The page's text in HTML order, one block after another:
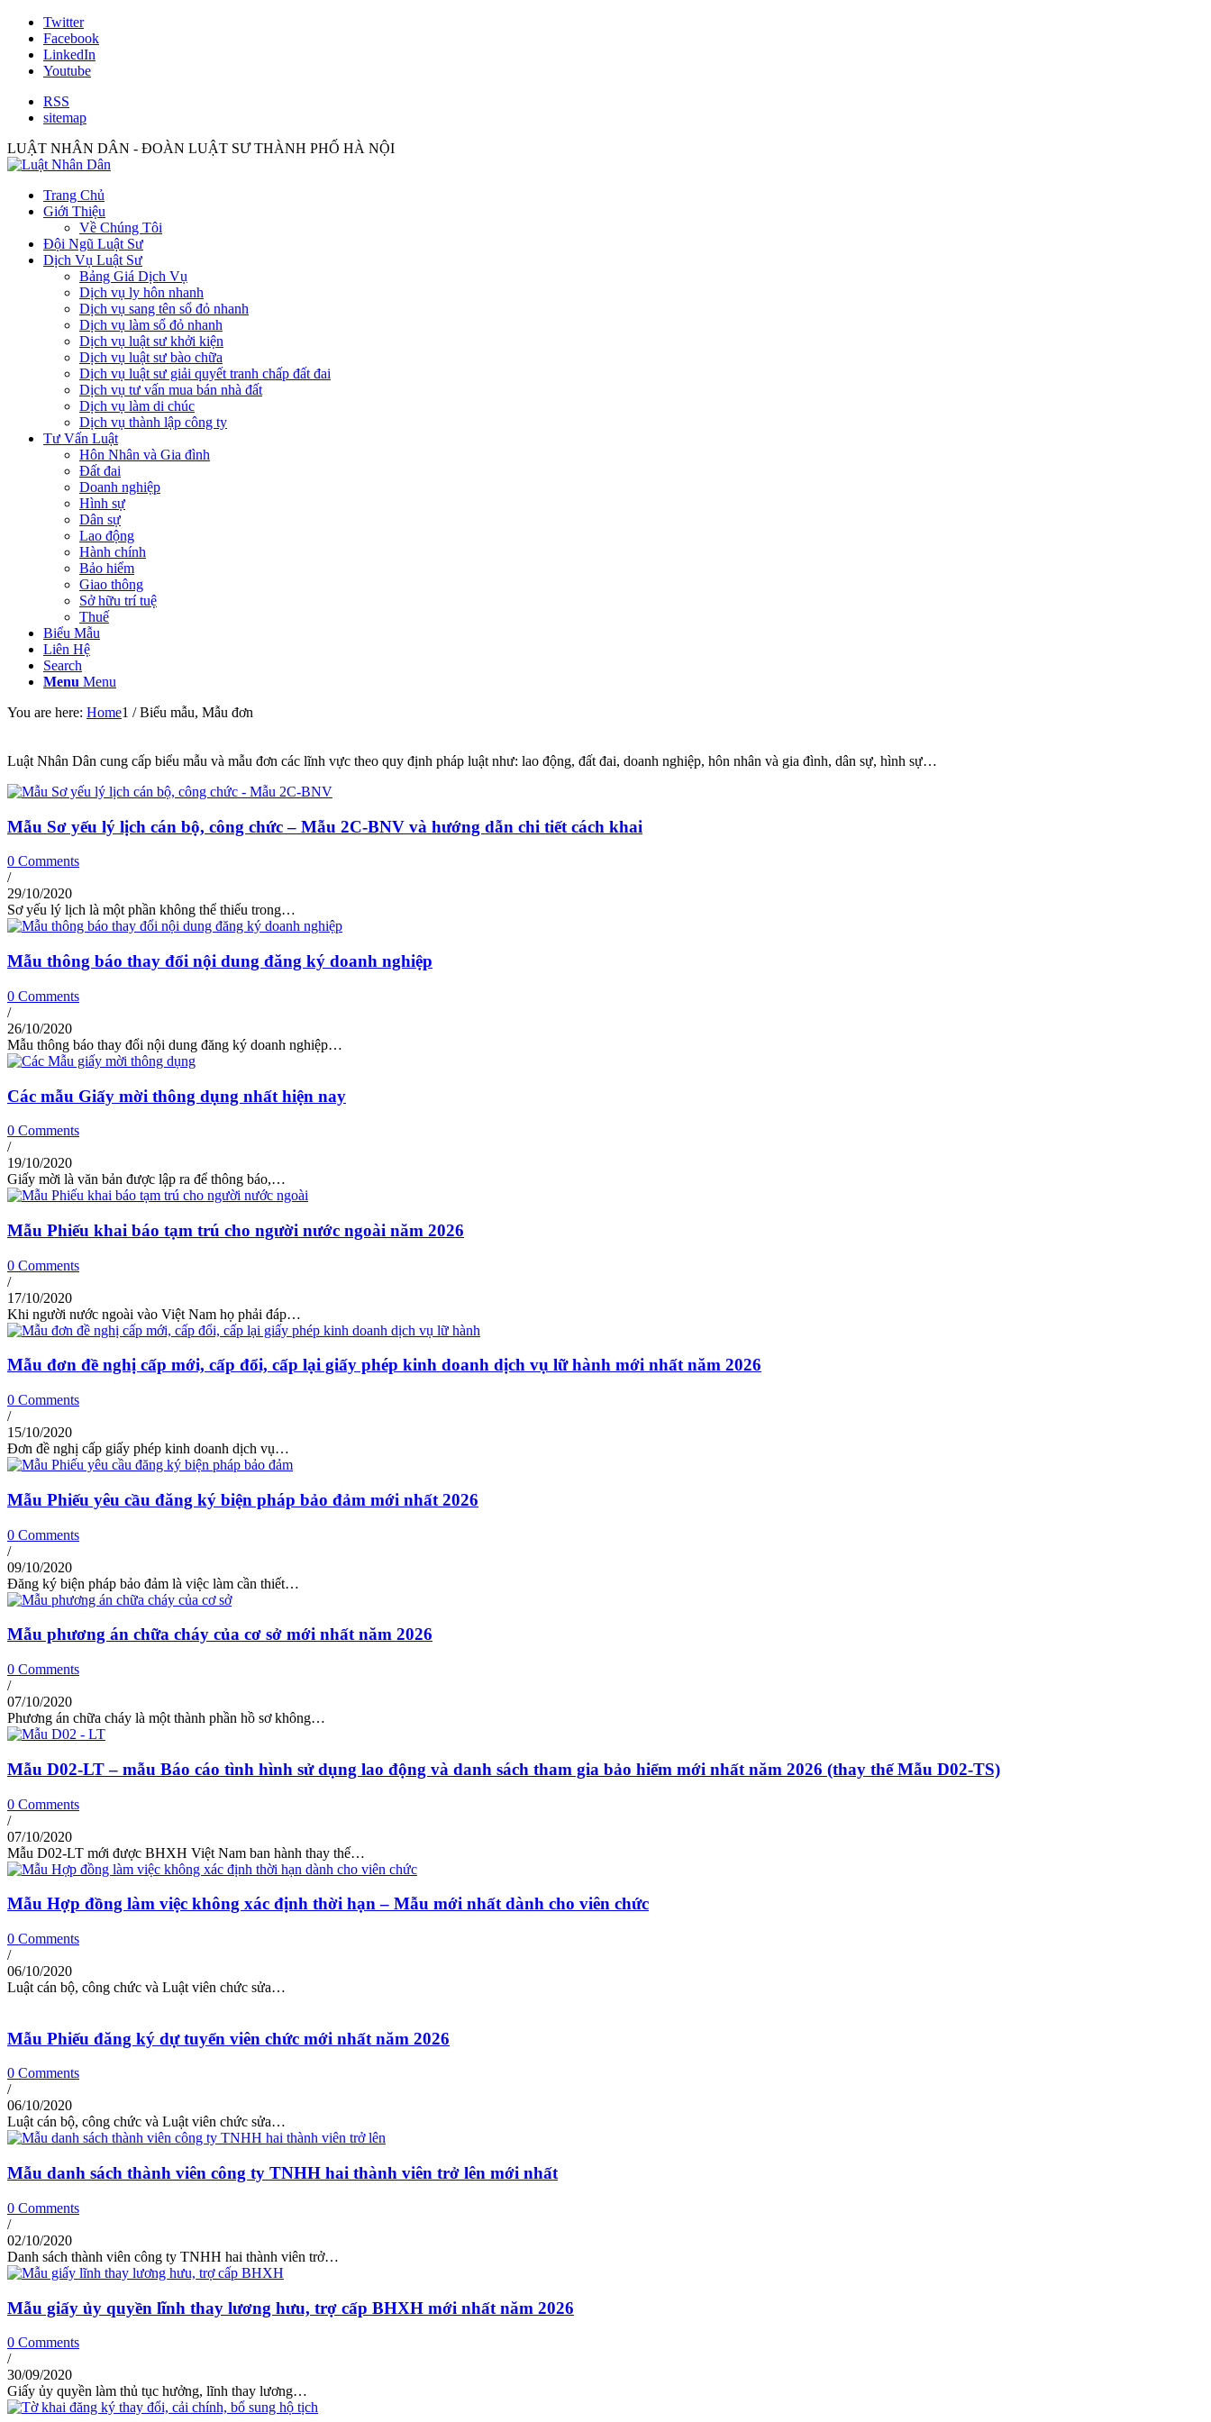
Twitter
Facebook
LinkedIn
Youtube
RSS
sitemap
LUẬT NHÂN DÂN - ĐOÀN LUẬT SƯ THÀNH PHỐ HÀ NỘI
Trang Chủ
Giới Thiệu
Về Chúng Tôi
Đội Ngũ Luật Sư
Dịch Vụ Luật Sư
Bảng Giá Dịch Vụ
Dịch vụ ly hôn nhanh
Dịch vụ sang tên sổ đỏ nhanh
Dịch vụ làm sổ đỏ nhanh
Dịch vụ luật sư khởi kiện
Dịch vụ luật sư bào chữa
Dịch vụ luật sư giải quyết tranh chấp đất đai
Dịch vụ tư vấn mua bán nhà đất
Dịch vụ làm di chúc
Dịch vụ thành lập công ty
Tư Vấn Luật
Hôn Nhân và Gia đình
Đất đai
Doanh nghiệp
Hình sự
Dân sự
Lao động
Hành chính
Bảo hiểm
Giao thông
Sở hữu trí tuệ
Thuế
Biểu Mẫu
Liên Hệ
Search
Menu Menu
You are here: Home1 / Biểu mẫu, Mẫu đơn
Luật Nhân Dân cung cấp biểu mẫu và mẫu đơn các lĩnh vực theo quy định pháp luật như: lao động, đất đai, doanh nghiệp, hôn nhân và gia đình, dân sự, hình sự…
Mẫu Sơ yếu lý lịch cán bộ, công chức – Mẫu 2C-BNV và hướng dẫn chi tiết cách khai
0 Comments
/
29/10/2020
Sơ yếu lý lịch là một phần không thể thiếu trong…
Mẫu thông báo thay đổi nội dung đăng ký doanh nghiệp
0 Comments
/
26/10/2020
Mẫu thông báo thay đổi nội dung đăng ký doanh nghiệp…
Các mẫu Giấy mời thông dụng nhất hiện nay
0 Comments
/
19/10/2020
Giấy mời là văn bản được lập ra để thông báo,…
Mẫu Phiếu khai báo tạm trú cho người nước ngoài năm 2026
0 Comments
/
17/10/2020
Khi người nước ngoài vào Việt Nam họ phải đáp…
Mẫu đơn đề nghị cấp mới, cấp đổi, cấp lại giấy phép kinh doanh dịch vụ lữ hành mới nhất năm 2026
0 Comments
/
15/10/2020
Đơn đề nghị cấp giấy phép kinh doanh dịch vụ…
Mẫu Phiếu yêu cầu đăng ký biện pháp bảo đảm mới nhất 2026
0 Comments
/
09/10/2020
Đăng ký biện pháp bảo đảm là việc làm cần thiết…
Mẫu phương án chữa cháy của cơ sở mới nhất năm 2026
0 Comments
/
07/10/2020
Phương án chữa cháy là một thành phần hồ sơ không…
Mẫu D02-LT – mẫu Báo cáo tình hình sử dụng lao động và danh sách tham gia bảo hiểm mới nhất năm 2026 (thay thế Mẫu D02-TS)
0 Comments
/
07/10/2020
Mẫu D02-LT mới được BHXH Việt Nam ban hành thay thế…
Mẫu Hợp đồng làm việc không xác định thời hạn – Mẫu mới nhất dành cho viên chức
0 Comments
/
06/10/2020
Luật cán bộ, công chức và Luật viên chức sửa…
Mẫu Phiếu đăng ký dự tuyển viên chức mới nhất năm 2026
0 Comments
/
06/10/2020
Luật cán bộ, công chức và Luật viên chức sửa…
Mẫu danh sách thành viên công ty TNHH hai thành viên trở lên mới nhất
0 Comments
/
02/10/2020
Danh sách thành viên công ty TNHH hai thành viên trở…
Mẫu giấy ủy quyền lĩnh thay lương hưu, trợ cấp BHXH mới nhất năm 2026
0 Comments
/
30/09/2020
Giấy ủy quyền làm thủ tục hưởng, lĩnh thay lương…